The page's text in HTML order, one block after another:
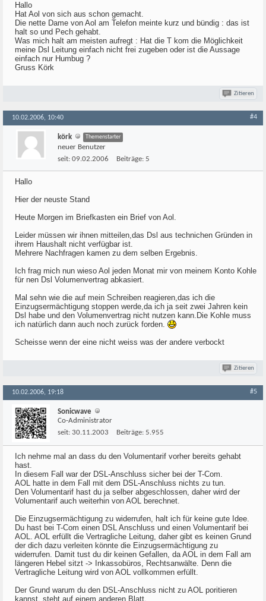
Hallo
Hat Aol von sich aus schon gemacht.
Die nette Dame von Aol am Telefon meinte kurz und bündig : das ist
halt so und Pech gehabt.
Was mich halt am meisten aufregt : Hat die T kom die Möglichkeit
meine Dsl Leitung einfach nicht frei zugeben oder ist die Aussage
einfach nur Humbug ?
Gruss Körk
Zitieren
10.02.2006, 10:40 #4
körk Themenstarter
neuer Benutzer
seit: 09.02.2006 Beiträge: 5
Hallo
Hier der neuste Stand
Heute Morgen im Briefkasten ein Brief von Aol.
Leider müssen wir ihnen mitteilen,das Dsl aus technichen Gründen in
ihrem Haushalt nicht verfügbar ist.
Mehrere Nachfragen kamen zu dem selben Ergebnis.
Ich frag mich nun wieso Aol jeden Monat mir von meinem Konto Kohle
für nen Dsl Volumenvertrag abkasiert.
Mal sehn wie die auf mein Schreiben reagieren,das ich die
Einzugsermächtigung stoppen werde,da ich ja seit zwei Jahren kein
Dsl habe und den Volumenvertrag nicht nutzen kann.Die Kohle muss
ich natürlich dann auch noch zurück forden.
Scheisse wenn der eine nicht weiss was der andere verbockt
Zitieren
10.02.2006, 19:18 #5
Sonicwave
Co-Administrator
seit: 30.11.2003 Beiträge: 5.955
Ich nehme mal an dass du den Volumentarif vorher bereits gehabt
hast.
In diesem Fall war der DSL-Anschluss sicher bei der T-Com.
AOL hatte in dem Fall mit dem DSL-Anschluss nichts zu tun.
Den Volumentarif hast du ja selber abgeschlossen, daher wird der
Volumentarif auch weiterhin von AOL berechnet.
Die Einzugsermächtigung zu widerrufen, halt ich für keine gute Idee.
Du hast bei T-Com einen DSL Anschluss und einen Volumentarif bei
AOL. AOL erfüllt die Vertragliche Leitung, daher gibt es keinen Grund
der dich dazu verleiten könnte die Einzugsermächtigung zu
widerrufen. Damit tust du dir keinen Gefallen, da AOL in dem Fall am
längeren Hebel sitzt -> Inkassobüros, Rechtsanwälte. Denn die
Vertragliche Leitung wird von AOL vollkommen erfüllt.
Der Grund warum du den DSL-Anschluss nicht zu AOL poritieren
kannst, steht auf einem anderen Blatt.